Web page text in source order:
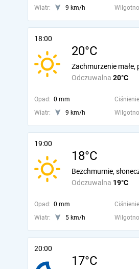
Wiatr:
9 km/h
18:00
20°C
Odczuwalna 20°C
Zachmurzenie małe,
Opad: 0 mm
Wiatr:
9 km/h
19:00
18°C
Odczuwalna 19°C
Bezchmurnie,
Opad: 0 mm
Wiatr:
5 km/h
20:00
17°C